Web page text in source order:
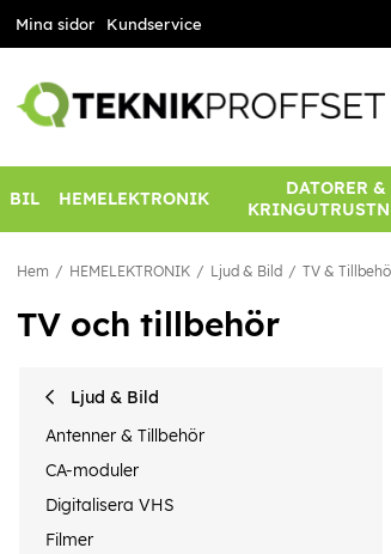
Mina sidor Kundservice
BIL HEMELEKTRONIK
DATORER &
Hem HEMELEKTRONIK Ljud & Bild TV &
TV och tillbehör
Ljud & Bild
Antenner & Tillbehör
CA-moduler
Digitalisera VHS
Filmer